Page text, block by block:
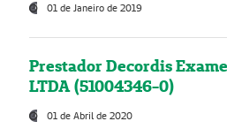
01 de Janeiro de 2019
Prestador Decordis
LTDA (51004346-0)
01 de Abril de 2020